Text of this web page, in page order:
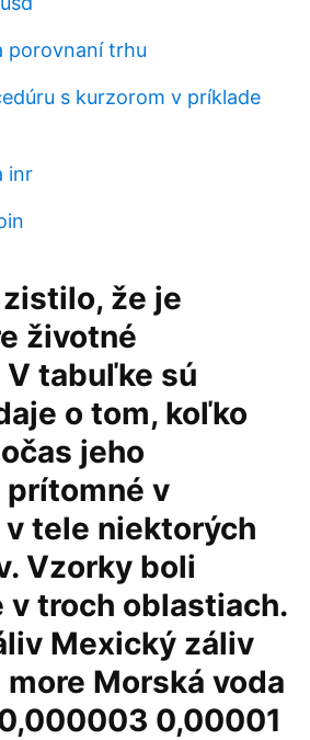
porovnaní trhu
s kurzorom v príklade
inr
že je
životné
tabuľke sú
o tom, koľko
jeho
prítomné v
tele niektorých
Vzorky boli
v troch oblastiach.
Mexický záliv
more Morská voda
0,00001